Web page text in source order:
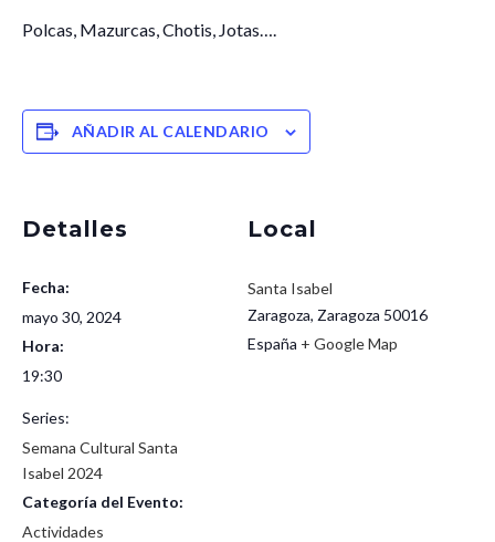
Polcas, Mazurcas, Chotis, Jotas….
AÑADIR AL CALENDARIO
Detalles
Fecha:
mayo 30, 2024
Hora:
19:30
Series:
Semana Cultural Santa
Isabel 2024
Categoría del Evento:
Actividades
Local
Santa Isabel
Zaragoza, Zaragoza 50016
España + Google Map